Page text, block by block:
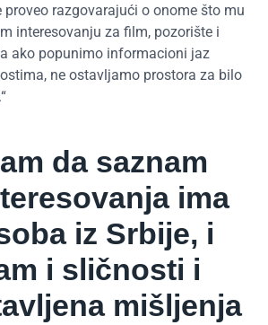
proveo razgovarajući o onome što mu
interesovanju za film, pozorište i
ako popunimo informacioni jaz
ne ostavljamo prostora za bilo
da saznam
ima
iz Srbije, i
i sličnosti i
mišljenja